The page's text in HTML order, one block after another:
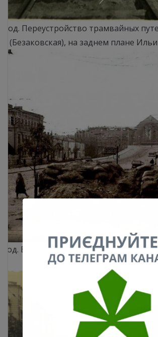
год. Переустройство трамвайных
(Безаковская), на заднем плане
год. Вид на вокзал со стороны
укрепления